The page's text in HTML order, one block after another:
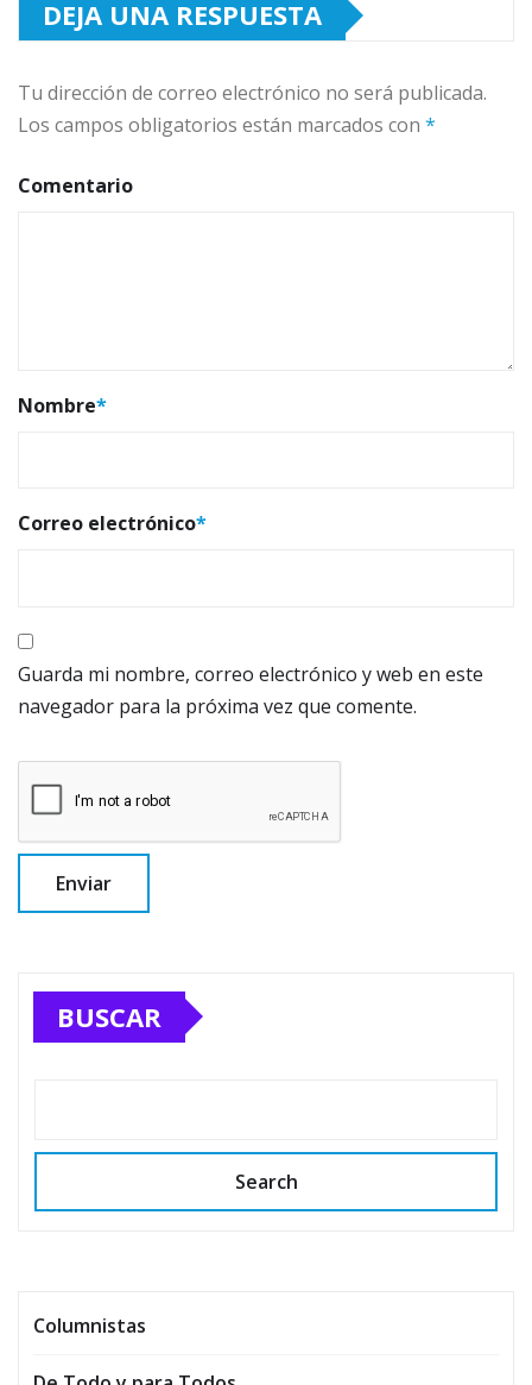
DEJA UNA RESPUESTA
Tu dirección de correo electrónico no será publicada.
Los campos obligatorios están marcados con *
Comentario
Nombre*
Correo electrónico*
Guarda mi nombre, correo electrónico y web en este
navegador para la próxima vez que comente.
BUSCAR
Search
Columnistas